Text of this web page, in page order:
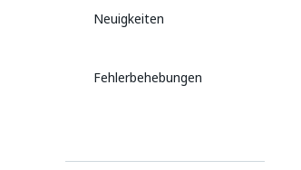
Neuigkeiten
Fehlerbehebungen